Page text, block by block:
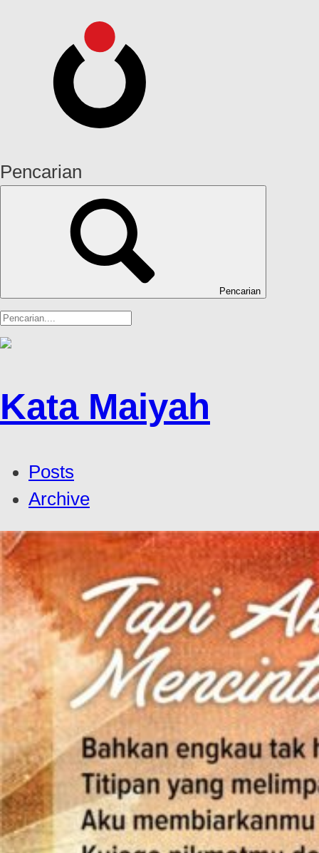
Pencarian
Pencarian
Kata Maiyah
Posts
Archive